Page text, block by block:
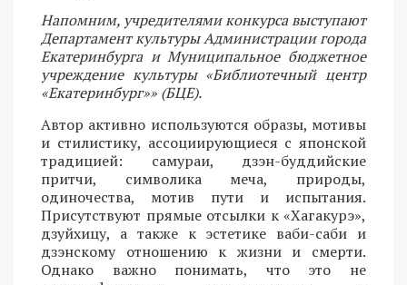
Напомним, учредителями конкурса выступают
Департамент культуры Администрации города
Екатеринбурга и Муниципальное бюджетное
учреждение культуры «Библиотечный центр
«Екатеринбург»» (БЦЕ).
Автор активно используются образы, мотивы
и стилистику, ассоциирующиеся с японской
традицией: самураи, дзэн-буддийские
притчи, символика меча, природы,
одиночества, мотив пути и испытания.
Присутствуют прямые отсылки к «Хагакурэ»,
дзуйхицу, а также к эстетике ваби-саби и
дзэнскому отношению к жизни и смерти.
Однако важно понимать, что это не